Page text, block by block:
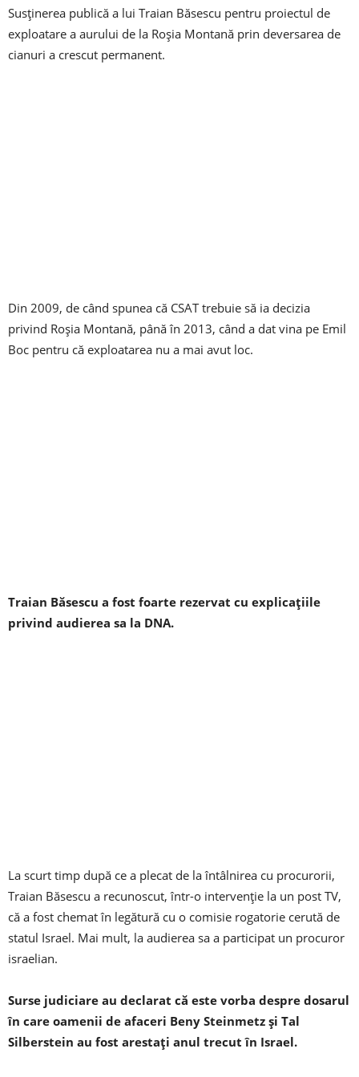
Susţinerea publică a lui Traian Băsescu pentru proiectul de
exploatare a aurului de la Roșia Montană prin deversarea de
cianuri a crescut permanent.
Din 2009, de când spunea că CSAT trebuie să ia decizia
privind Roşia Montană, până în 2013, când a dat vina pe Emil
Boc pentru că exploatarea nu a mai avut loc.
Traian Băsescu a fost foarte rezervat cu explicaţiile
privind audierea sa la DNA.
La scurt timp după ce a plecat de la întâlnirea cu procurorii,
Traian Băsescu a recunoscut, într-o intervenţie la un post TV,
că a fost chemat în legătură cu o comisie rogatorie cerută de
statul Israel. Mai mult, la audierea sa a participat un procuror
israelian.
Surse judiciare au declarat că este vorba despre dosarul
în care oamenii de afaceri Beny Steinmetz și Tal
Silberstein au fost arestați anul trecut în Israel.